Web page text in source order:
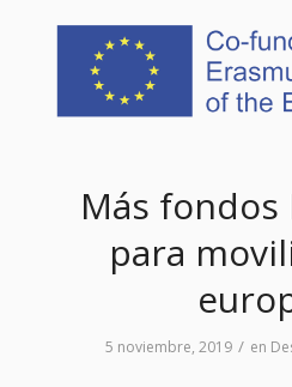
Más fondos
para
5 noviembre, 2019 / en